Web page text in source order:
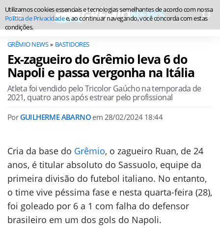
GRÊMIO NEWS BASTIDORES
Ex-zagueiro do Grêmio leva 6 do
Napoli e passa vergonha na Itália
Atleta foi vendido pelo Tricolor Gaúcho na temporada de
2021, quatro anos após estrear pelo profissional
Por GUILHERME ABARNO em 28/02/2024 18:44
Cria da base do Grêmio, o zagueiro Ruan, de 24
anos, é titular absoluto do Sassuolo, equipe da
primeira divisão do futebol italiano. No entanto,
o time vive péssima fase e nesta quarta-feira (28),
foi goleado por 6 a 1 com falha do defensor
brasileiro em um dos gols do Napoli.
Utilizamos cookies essenciais e tecnologias semelhantes de acordo com nossa
Política de Privacidadee, ao continuar navegando, você concorda com estas
condições.